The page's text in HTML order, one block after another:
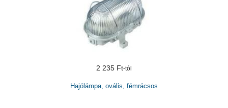
2 235 Ft
Hajólámpa, ovális, fémrácsos